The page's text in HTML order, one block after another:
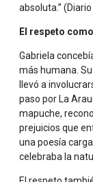
absoluta.”
El respeto
Gabriela
más humana.
llevó a
paso por La
mapuche,
prejuicios que
una poesía
celebraba la
dignidad de la
«Que pueda
aquella
esposo o el hijo